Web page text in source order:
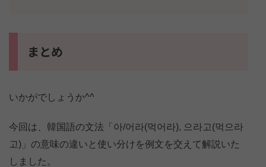
まとめ
いかがでしょうか^^
今回は、韓国語の文法「아/어라(먹어라), 으라고(먹으라
고)」の意味の違いと使い分けを例文を交えて解説いた
しました。